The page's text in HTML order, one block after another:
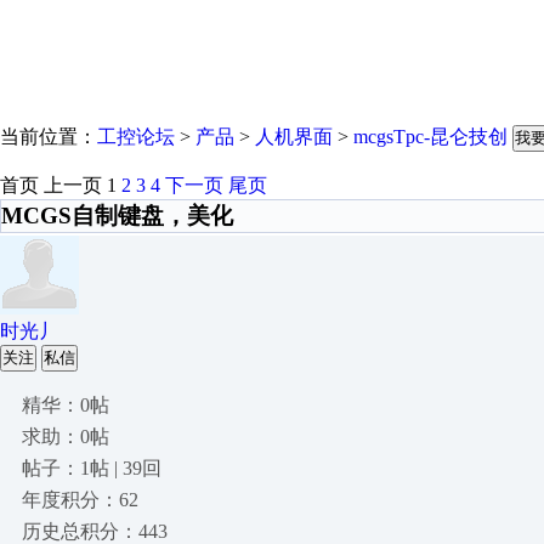
当前位置： 工控论坛 > 产品 > 人机界面 > mcgsTpc-昆仑技创 我
首页 上一页 1 2 3 4 下一页 尾页
MCGS自制键盘，美化
时光丿
关注 私信
精华：0帖
求助：0帖
帖子：1帖 | 39回
年度积分：62
历史总积分：443